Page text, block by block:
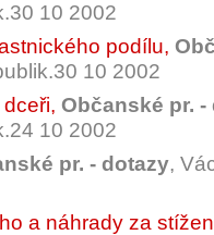
10 2002
podílu,
10 2002
, Občanské pr. -
10 2002
pr. - dotazy,
a náhrady za